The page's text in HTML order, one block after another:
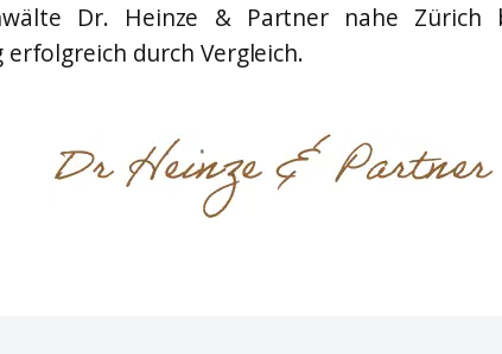
Dr. Heinze & Partner nahe
erfolgreich durch Vergleich.